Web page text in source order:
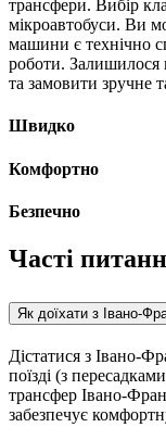
трансфери. Вибір
мікроавтобуси. Ви
машини є технічно
роботи. Залишилося
та замовити зручне
Швидко
Комфортно
Безпечно
Часті
Як доїхати з Івано-
Дістатися з Івано-
поїзді (з
трансфер Івано-
забезпечує